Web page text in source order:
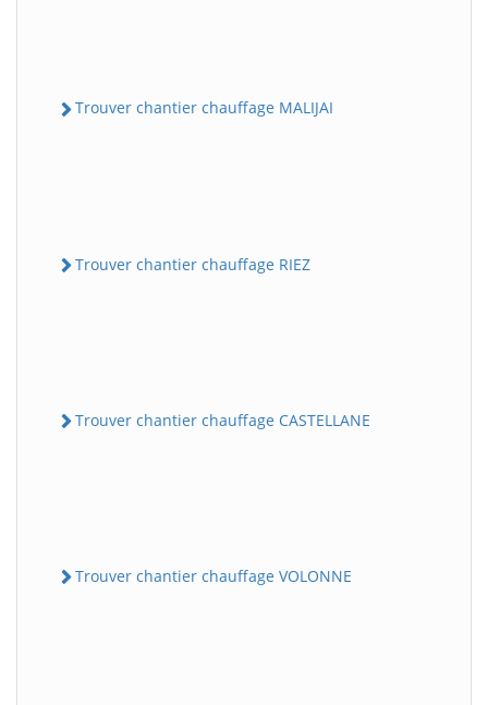
Trouver chantier chauffage MALIJAI
Trouver chantier chauffage RIEZ
Trouver chantier chauffage CASTELLANE
Trouver chantier chauffage VOLONNE